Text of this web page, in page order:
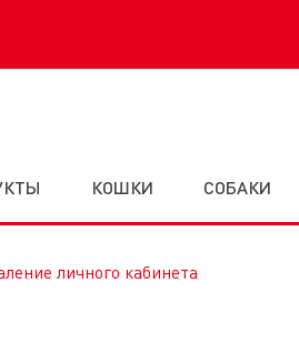
КОШКИ СОБАКИ
личного кабинета